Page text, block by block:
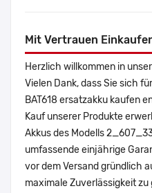
Mit Vertrauen
Herzlich willkommen in
Vielen Dank, dass Sie sich
BAT618 ersatzakku kaufen
Kauf unserer Produkte
Akkus des Modells
umfassende einjährige
vor dem Versand gründlich
maximale Zuverlässigkeit zu